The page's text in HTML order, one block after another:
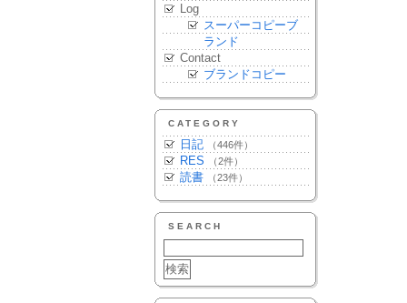
Log
スーパーコピーブ
ランド
Contact
ブランドコピー
CATEGORY
日記 （446件）
RES （2件）
読書 （23件）
SEARCH